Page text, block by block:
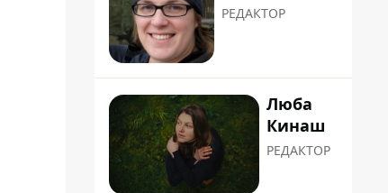
РЕДАКТОР
Люба
Кинаш
РЕДАКТОР